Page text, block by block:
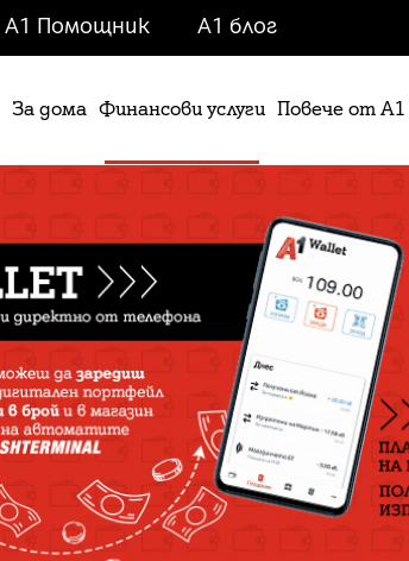
A1 Помощник A1 блог
За дома Финансови услуги Повече от А1